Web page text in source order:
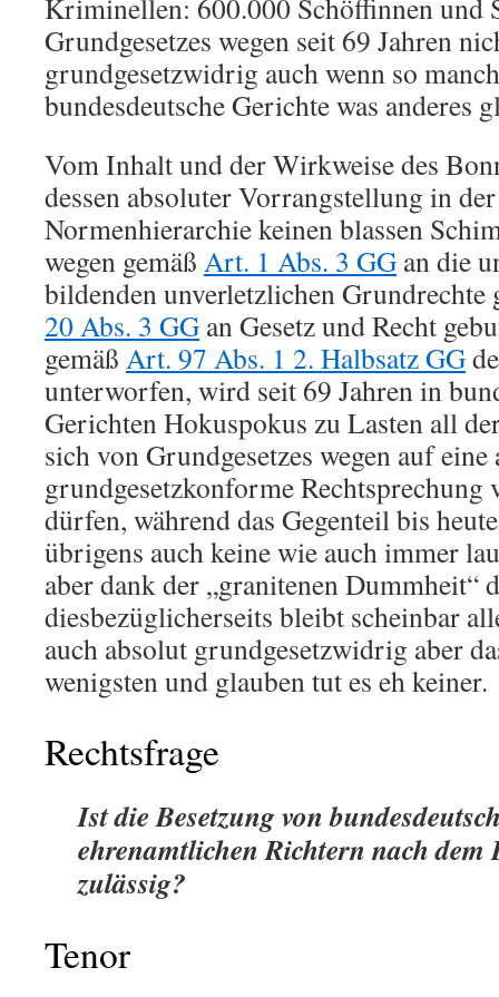
Kriminellen: 600.000 Schöffinnen und
Grundgesetzes wegen seit 69 Jahren
grundgesetzwidrig auch wenn so
bundesdeutsche Gerichte was anderes
Vom Inhalt und der Wirkweise des
dessen absoluter Vorrangstellung in
Normenhierarchie keinen blassen
wegen gemäß Art. 1 Abs. 3 GG an die
bildenden unverletzlichen Grundrechte
20 Abs. 3 GG an Gesetz und Recht
gemäß Art. 97 Abs. 1 2. Halbsatz GG
unterworfen, wird seit 69 Jahren in
Gerichten Hokuspokus zu Lasten all
sich von Grundgesetzes wegen auf eine
grundgesetzkonforme Rechtsprechung
dürfen, während das Gegenteil bis
übrigens auch keine wie auch immer
aber dank der „granitenen Dummheit“
diesbezüglicherseits bleibt scheinbar
auch absolut grundgesetzwidrig aber
wenigsten und glauben tut es eh keiner.
Rechtsfrage
Ist die Besetzung von
ehrenamtlichen Richtern nach dem
zulässig?
Tenor